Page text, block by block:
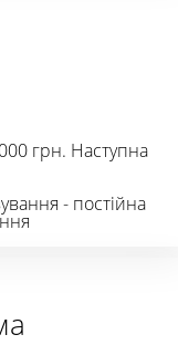
грн. Наступна
- постійна